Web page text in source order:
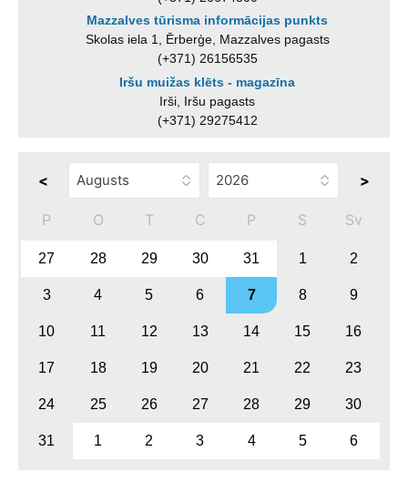
Mazzalves tūrisma informācijas punkts
Skolas iela 1, Ērberģe, Mazzalves pagasts
(+371) 26156535
Iršu muižas klēts - magazīna
Irši, Iršu pagasts
(+371) 29275412
< >
P O T C P S Sv
27 28 29 30 31 1 2
3 4 5 6 7 8 9
10 11 12 13 14 15 16
17 18 19 20 21 22 23
24 25 26 27 28 29 30
31 1 2 3 4 5 6